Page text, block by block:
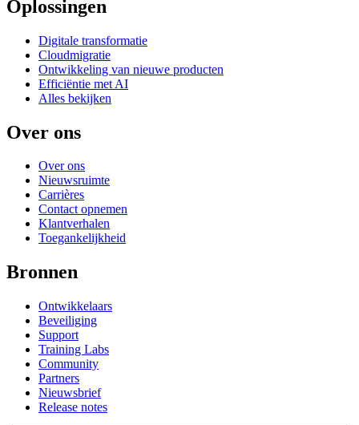
Oplossingen
Digitale transformatie
Cloudmigratie
Ontwikkeling van nieuwe producten
Efficiëntie met AI
Alles bekijken
Over ons
Over ons
Nieuwsruimte
Carrières
Contact opnemen
Klantverhalen
Toegankelijkheid
Bronnen
Ontwikkelaars
Beveiliging
Support
Training Labs
Community
Partners
Nieuwsbrief
Release notes